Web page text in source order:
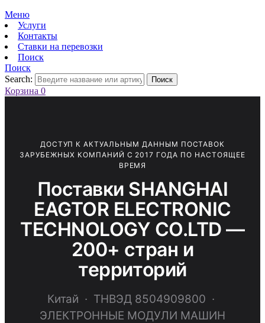
Меню
Услуги
Контакты
Ставки на перевозки
Поиск
Поиск
Search:
Поиск
Корзина 0
ДОСТУП К АКТУАЛЬНЫМ ДАННЫМ ПОСТАВОК
ЗАРУБЕЖНЫХ КОМПАНИЙ С 2017 ГОДА ПО НАСТОЯЩЕЕ
ВРЕМЯ
Поставки SHANGHAI
EAGTOR ELECTRONIC
TECHNOLOGY CO.LTD —
200+ стран и
территорий
Китай · ТНВЭД 8504909800 ·
ЭЛЕКТРОННЫЕ МОДУЛИ МАШИН